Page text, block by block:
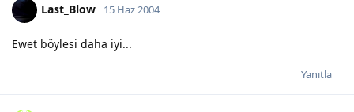
Last_Blow 15 Haz 2004
Ewet böylesi daha iyi...
Yanıtla